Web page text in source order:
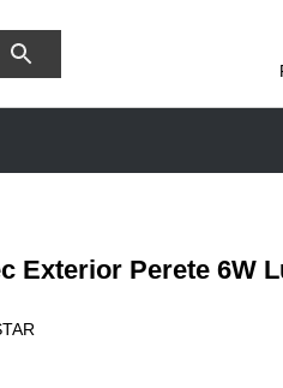
Exterior Perete 6W